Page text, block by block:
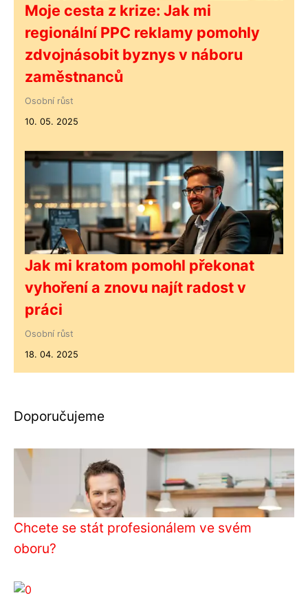
Moje cesta z krize: Jak mi
regionální PPC reklamy pomohly
zdvojnásobit byznys v náboru
zaměstnanců
Osobní růst
10. 05. 2025
Jak mi kratom pomohl překonat
vyhoření a znovu najít radost v
práci
Osobní růst
18. 04. 2025
Doporučujeme
Chcete se stát profesionálem ve svém
oboru?